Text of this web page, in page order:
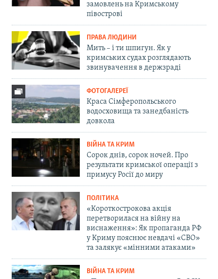
замовлень на Кримському
півострові
ПРАВА ЛЮДИНИ
Мить – і ти шпигун. Як у
кримських судах розглядають
звинувачення в держзраді
ФОТОГАЛЕРЕЇ
Краса Сімферопольського
водосховища та занедбаність
довкола
ВІЙНА ТА КРИМ
Сорок днів, сорок ночей. Про
результати кримської операції з
примусу Росії до миру
ПОЛІТИКА
«Короткострокова акція
перетворилася на війну на
виснаження»: Як пропаганда РФ
у Криму пояснює невдачі «СВО»
та залякує «мінними атаками»
ВІЙНА ТА КРИМ